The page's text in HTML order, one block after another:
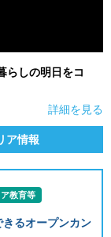
らしの明日をコ
詳細を見る
ア情報
教育等
きるオープンカン